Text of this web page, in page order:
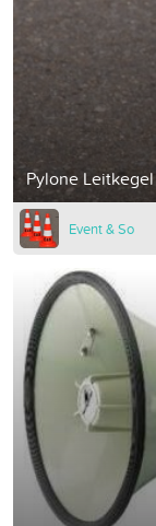
Pylone
Event & So